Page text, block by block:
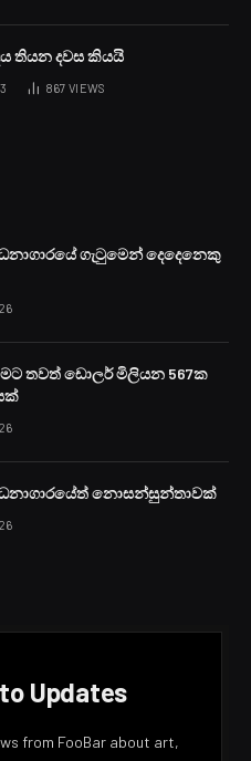
තියන දවස කියයි
867 VIEWS
ගැටුමෙන් දෙදෙනෙකු
තවත් ඩොලර් මිලියන 567ක
නොසන්සුන්තාවක්
Updates
from FooBar about art,